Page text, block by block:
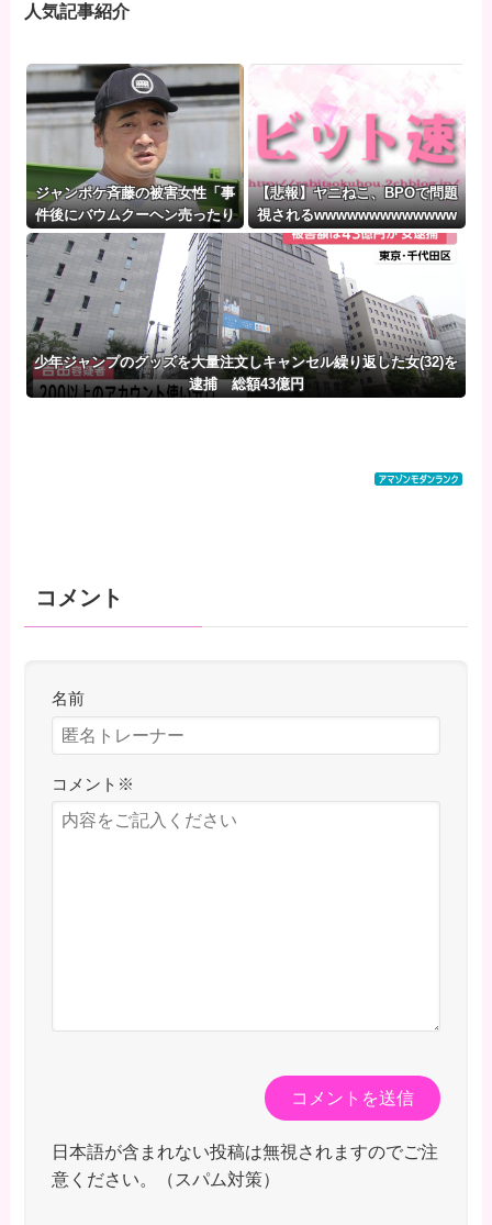
人気記事紹介
ジャンポケ斉藤の被害女性「事
件後にバウムクーヘン売ったり
TikTokライブしててムカつい
た」
【悲報】ヤニねこ、BPOで問題
視されるwwwwwwwwwwwww
wwwwwwwwwww
少年ジャンプのグッズを大量注文しキャンセル繰り返した女(32)を
逮捕 総額43億円
コメント
名前
コメント ※
日本語が含まれない投稿は無視されますのでご注
意ください。（スパム対策）